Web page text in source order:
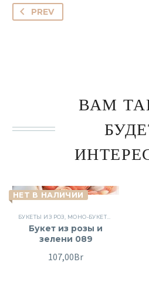
PREV
ВАМ
НЕТ В НАЛИЧИИ
БУКЕТЫ ИЗ РОЗ, МОНО-БУКЕТЫ
Букет из розы и
зелени 089
107,00Br